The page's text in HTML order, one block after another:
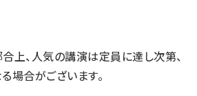
上、人気の講演は定員に達し次第、
場合がございます。